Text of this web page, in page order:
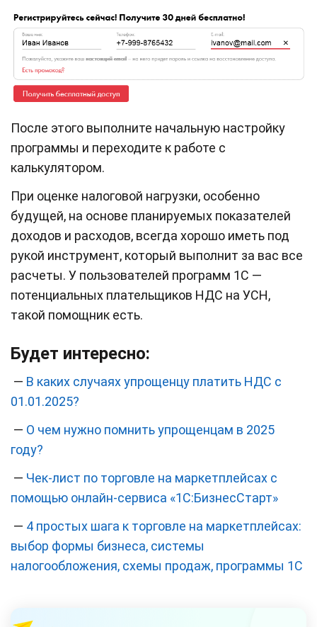
После этого выполните начальную настройку
программы и переходите к работе с
калькулятором.
При оценке налоговой нагрузки, особенно
будущей, на основе планируемых показателей
доходов и расходов, всегда хорошо иметь под
рукой инструмент, который выполнит за вас все
расчеты. У пользователей программ 1С —
потенциальных плательщиков НДС на УСН,
такой помощник есть.
Будет интересно:
— В каких случаях упрощенцу платить НДС с
01.01.2025?
— О чем нужно помнить упрощенцам в 2025
году?
— Чек-лист по торговле на маркетплейсах с
помощью онлайн-сервиса «1С:БизнесСтарт»
— 4 простых шага к торговле на маркетплейсах:
выбор формы бизнеса, системы
налогообложения, схемы продаж, программы 1С